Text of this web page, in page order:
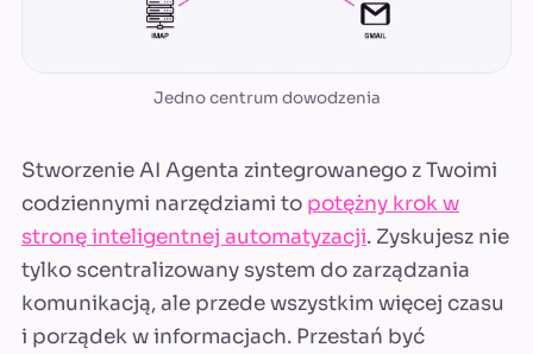
Jedno centrum dowodzenia
Stworzenie AI Agenta zintegrowanego z Twoimi
codziennymi narzędziami to potężny krok w
stronę inteligentnej automatyzacji. Zyskujesz nie
tylko scentralizowany system do zarządzania
komunikacją, ale przede wszystkim więcej czasu
i porządek w informacjach. Przestań być